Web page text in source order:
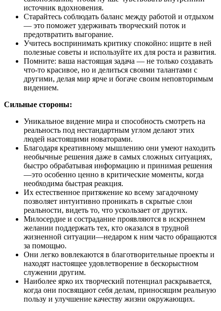
источник вдохновения.
Старайтесь соблюдать баланс между работой и отдыхом
— это поможет удерживать творческий поток и
предотвратить выгорание.
Учитесь воспринимать критику спокойно: ищите в ней
полезные советы и используйте их для роста и развития.
Помните: ваша настоящая задача — не только создавать
что-то красивое, но и делиться своими талантами с
другими, делая мир ярче и богаче своим неповторимым
видением.
Сильные стороны:
Уникальное видение мира и способность смотреть на
реальность под нестандартным углом делают этих
людей настоящими новаторами.
Благодаря креативному мышлению они умеют находить
необычные решения даже в самых сложных ситуациях,
быстро обрабатывая информацию и принимая решения
—это особенно ценно в критические моменты, когда
необходима быстрая реакция.
Их естественное притяжение ко всему загадочному
позволяет интуитивно проникать в скрытые слои
реальности, видеть то, что ускользает от других.
Милосердие и сострадание проявляются в искреннем
желании поддержать тех, кто оказался в трудной
жизненной ситуации—недаром к ним часто обращаются
за помощью.
Они легко вовлекаются в благотворительные проекты и
находят настоящее удовлетворение в бескорыстном
служении другим.
Наиболее ярко их творческий потенциал раскрывается,
когда они посвящают себя делам, приносящим реальную
пользу и улучшение качеству жизни окружающих.